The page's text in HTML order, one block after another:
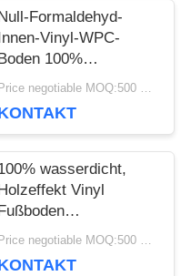
Null-Formaldehyd-
Innen-Vinyl-WPC-
Boden 100%
verfügbarPrice negotiable MOQ:500 Quadratmeter
wasserdicht,
Holzeffekt Vinyl
Fußboden
- freiPrice negotiable MOQ:500 Quadratmeter